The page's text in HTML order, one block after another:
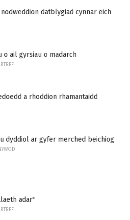
datblygiad cynnar eich
o ail gyrsiau o madarch
a rhoddion rhamantaidd
dyddiol ar gyfer merched beichiog
adar"